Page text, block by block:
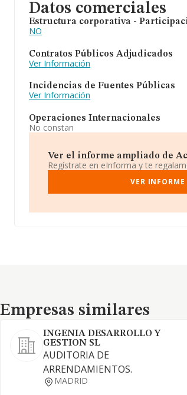
Datos comerciales
Estructura corporativa -
NO
Contratos Públicos Adjudicados
Ver Información
Incidencias de Fuentes Públicas
Ver Información
Operaciones Internacionales
No constan
Ver el informe ampliado de
Regístrate en eInforma y te
VER
Empresas similares
Empresas similares
INGENIA DESARROLLO Y
GESTION SL
AUDITORIA DE
ARRENDAMIENTOS.
MADRID